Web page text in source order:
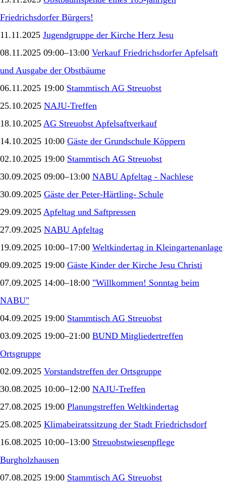
Friedrichsdorfer Bürgers!
11.11.2025 Jugendgruppe der Kirche Herz Jesu
08.11.2025 09:00–13:00 Verkauf Friedrichsdorfer Apfelsaft
und Ausgabe der Obstbäume
06.11.2025 19:00 Stammtisch AG Streuobst
25.10.2025 NAJU-Treffen
18.10.2025 AG Streuobst Apfelsaftverkauf
14.10.2025 10:00 Gäste der Grundschule Köppern
02.10.2025 19:00 Stammtisch AG Streuobst
30.09.2025 09:00–13:00 NABU Apfeltag - Nachlese
30.09.2025 Gäste der Peter-Härtling- Schule
29.09.2025 Apfeltag und Saftpressen
27.09.2025 NABU Apfeltag
19.09.2025 10:00–17:00 Weltkindertag in Kleingartenanlage
09.09.2025 19:00 Gäste Kinder der Kirche Jesu Christi
07.09.2025 14:00–18:00 "Willkommen! Sonntag beim
NABU"
04.09.2025 19:00 Stammtisch AG Streuobst
03.09.2025 19:00–21:00 BUND Mitgliedertreffen
Ortsgruppe
02.09.2025 Vorstandstreffen der Ortsgruppe
30.08.2025 10:00–12:00 NAJU-Treffen
27.08.2025 19:00 Planungstreffen Weltkindertag
25.08.2025 Klimabeiratssitzung der Stadt Friedrichsdorf
16.08.2025 10:00–13:00 Streuobstwiesenpflege
Burgholzhausen
07.08.2025 19:00 Stammtisch AG Streuobst